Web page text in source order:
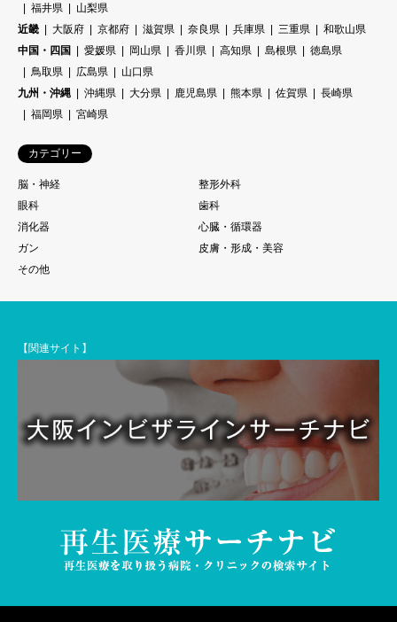
福井県
山梨県
近畿
大阪府 京都府 滋賀県 奈良県 兵庫県 三重県
和歌山県
中国・四国
愛媛県 岡山県 香川県 高知県 島根県
徳島県
鳥取県
広島県
山口県
九州・沖縄
沖縄県 大分県 鹿児島県 熊本県 佐賀県
長崎県
福岡県
宮崎県
カテゴリー
脳・神経
整形外科
眼科
歯科
消化器
心臓・循環器
ガン
皮膚・形成・美容
その他
【関連サイト】